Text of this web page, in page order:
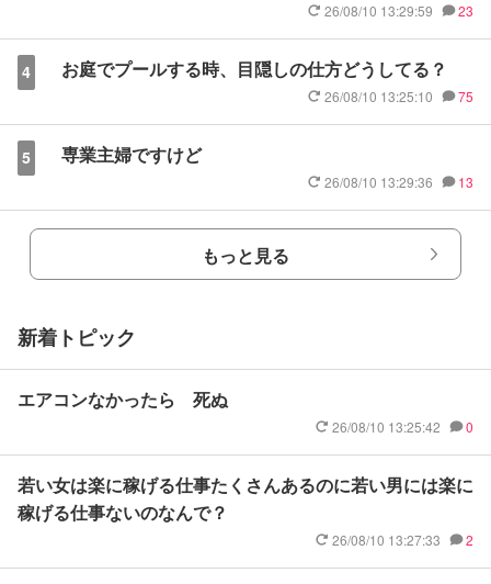
26/08/10 13:29:59 23
4 お庭でプールする時、目隠しの仕方どうしてる？
26/08/10 13:25:10 75
5 専業主婦ですけど
26/08/10 13:29:36 13
もっと見る
新着トピック
エアコンなかったら 死ぬ
26/08/10 13:25:42 0
若い女は楽に稼げる仕事たくさんあるのに若い男には楽に
稼げる仕事ないのなんで？
26/08/10 13:27:33 2